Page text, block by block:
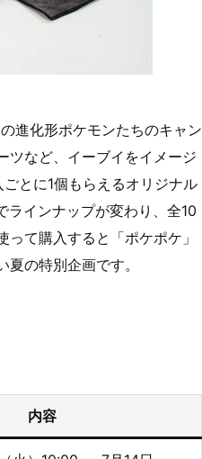
進化形ポケモンたちのキャン
ツなど、イーブイをイメージ
とに1個もらえるオリジナル
ラインナップが変わり、全10
て購入すると「ポケポケ」
の特別企画です。
内容